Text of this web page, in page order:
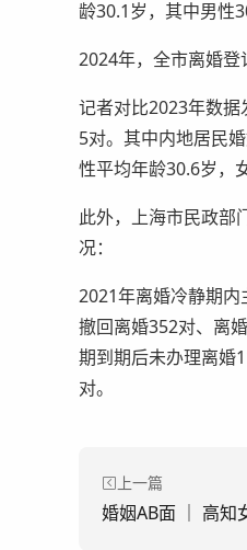
龄30.1岁，其中男性
2024年，全市离婚登
记者对比2023年数
5对。其中内地居民
性平均年龄30.6岁，
此外，上海市民政部
况：
2021年离婚冷静期
撤回离婚352对、离
期到期后未办理离婚
对。
上一篇